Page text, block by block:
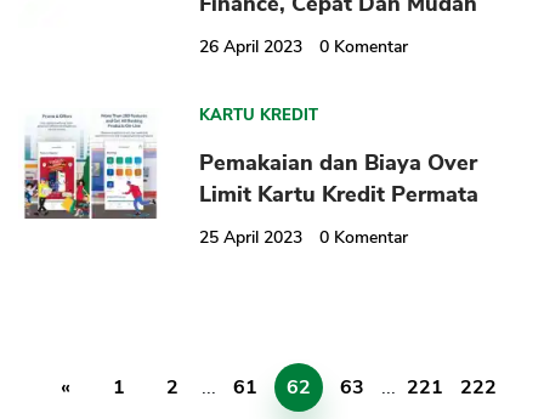
26 April 2023 0 Komentar
KARTU KREDIT
Pemakaian dan Biaya Over
Limit Kartu Kredit Permata
25 April 2023 0 Komentar
« 1 2 ... 61 62 63 ... 221
222